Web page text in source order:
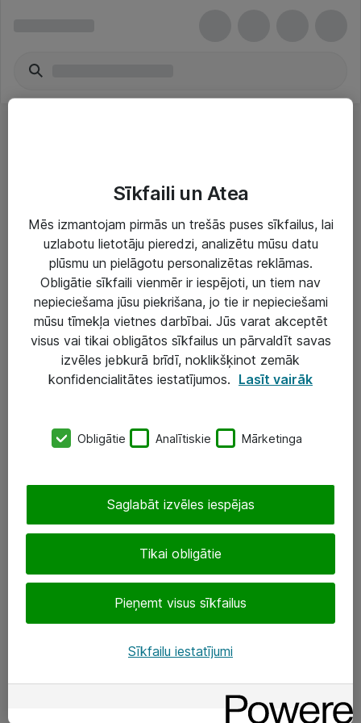
Risinājumi & Pakalpojumi
IT serviss un atbalsts
IT infrastruktūra
Darba vietu IT risinājumi
SIA „ATEA”
+(371) 67 81 90 50
eShop@atea.lv
Sekojiet mums
Sīkfaili un Atea
Mēs izmantojam pirmās un trešās puses sīkfailus, lai
uzlabotu lietotāju pieredzi, analizētu mūsu datu
plūsmu un pielāgotu personalizētas reklāmas.
Obligātie sīkfaili vienmēr ir iespējoti, un tiem nav
nepieciešama jūsu piekrišana, jo tie ir nepieciešami
mūsu tīmekļa vietnes darbībai. Jūs varat akceptēt
visus vai tikai obligātos sīkfailus un pārvaldīt savas
izvēles jebkurā brīdī, noklikšķinot zemāk
konfidencialitātes iestatījumos. Lasīt vairāk
Obligātie Analītiskie Mārketinga
Tikai obligātie
Pieņemt visus sīkfailus
Saglabāt izvēles iespējas
Sīkfailu iestatījumi